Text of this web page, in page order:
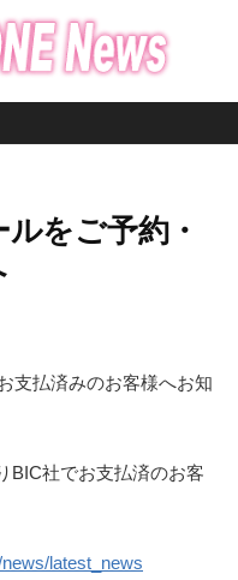
をご予約・
支払済みのお客様へお知
BIC社でお支払済のお客
latest_news